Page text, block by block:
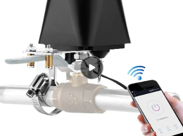
Kundenspezifischer Service
Unterstützung